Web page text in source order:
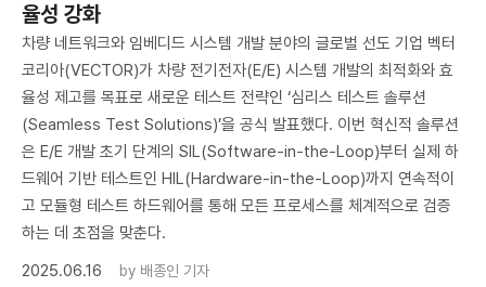
율성 강화
차량 네트워크와 임베디드 시스템 개발 분야의 글로벌 선도 기업 벡터
코리아(VECTOR)가 차량 전기전자(E/E) 시스템 개발의 최적화와 효
율성 제고를 목표로 새로운 테스트 전략인 ‘심리스 테스트 솔루션
(Seamless Test Solutions)’을 공식 발표했다. 이번 혁신적 솔루션
은 E/E 개발 초기 단계의 SIL(Software-in-the-Loop)부터 실제 하
드웨어 기반 테스트인 HIL(Hardware-in-the-Loop)까지 연속적이
고 모듈형 테스트 하드웨어를 통해 모든 프로세스를 체계적으로 검증
하는 데 초점을 맞춘다.
2025.06.16
by 배종인 기자